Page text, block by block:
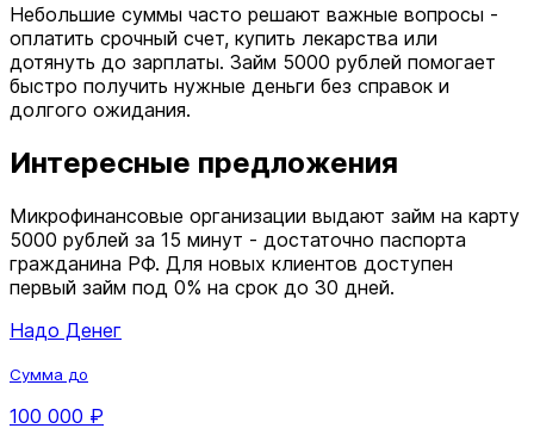
Небольшие суммы часто решают важные вопросы -
оплатить срочный счет, купить лекарства или
дотянуть до зарплаты. Займ 5000 рублей помогает
быстро получить нужные деньги без справок и
долгого ожидания.
Интересные предложения
Микрофинансовые организации выдают займ на карту
5000 рублей за 15 минут - достаточно паспорта
гражданина РФ. Для новых клиентов доступен
первый займ под 0% на срок до 30 дней.
Надо Денег
Сумма до
100 000 ₽